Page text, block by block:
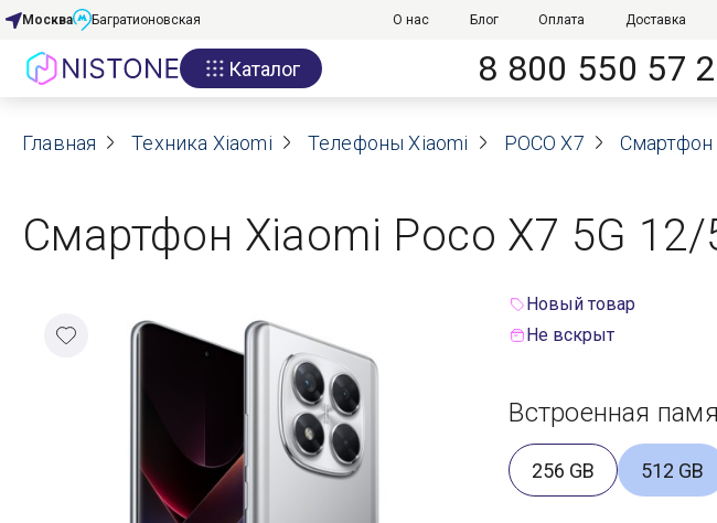
Акции
О нас
Договор оферты
Реквизиты
Оплата
Москва Багратионовская О нас Блог Оплата Доставка
Каталог 8 800 550 57
Главная Техника Xiaomi Телефоны Xiaomi POCO X7 Смартфон
Смартфон Xiaomi Poco X7 5G 12/
Новый товар
Не вскрыт
Встроенная
256 GB 512 GB